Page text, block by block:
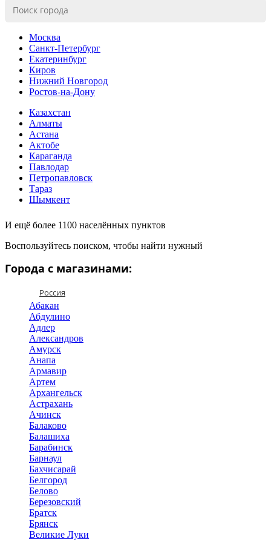
Москва
Санкт-Петербург
Екатеринбург
Киров
Нижний Новгород
Ростов-на-Дону
Казахстан
Алматы
Астана
Актобе
Караганда
Павлодар
Петропавловск
Тараз
Шымкент
И ещё более 1100 населённых пунктов
Воспользуйтесь поиском, чтобы найти нужный
Города с магазинами:
Россия
Абакан
Абдулино
Адлер
Александров
Амурск
Анапа
Армавир
Артем
Архангельск
Астрахань
Ачинск
Балаково
Балашиха
Барабинск
Барнаул
Бахчисарай
Белгород
Белово
Березовский
Братск
Брянск
Великие Луки